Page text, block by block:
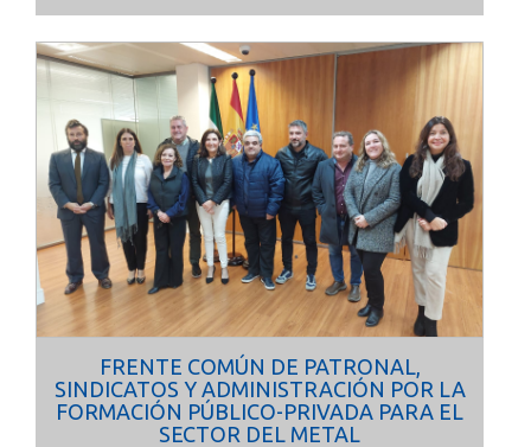
FRENTE COMÚN DE PATRONAL,
SINDICATOS Y ADMINISTRACIÓN POR LA
FORMACIÓN PÚBLICO-PRIVADA PARA EL
SECTOR DEL METAL